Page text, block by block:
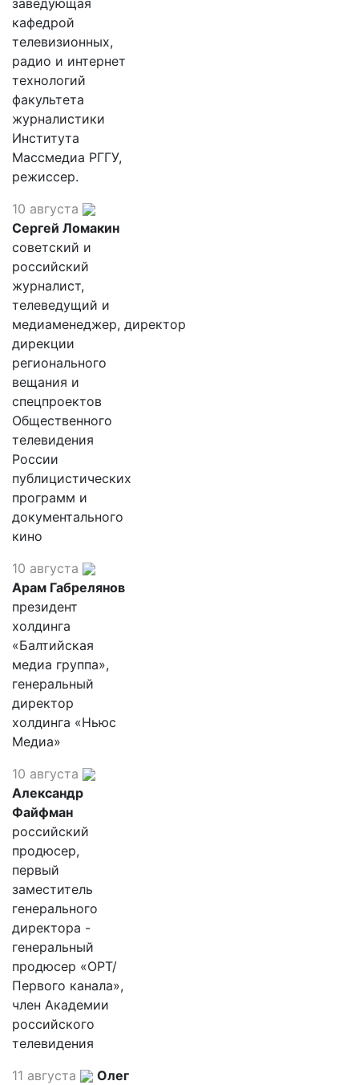
кафедрой
телевизионных,
радио и интернет
технологий
факультета
журналистики
Института
Массмедиа РГГУ,
режиссер.
10 августа
Сергей Ломакин
советский и
российский
журналист,
телеведущий и
медиаменеджер, директор
дирекции
регионального
вещания и
спецпроектов
Общественного
телевидения
России
публицистических
программ и
документального
кино
10 августа
Арам Габрелянов
президент
холдинга
«Балтийская
медиа группа»,
генеральный
директор
холдинга «Ньюс
Медиа»
10 августа
Александр
Файфман
российский
продюсер,
первый
заместитель
генерального
директора -
генеральный
продюсер «ОРТ/
Первого канала»,
член Академии
российского
телевидения
11 августа
Олег